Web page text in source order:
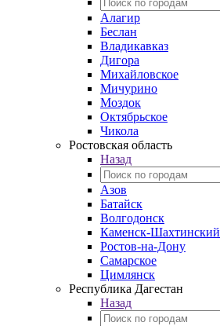
Алагир
Беслан
Владикавказ
Дигора
Михайловское
Мичурино
Моздок
Октябрьское
Чикола
Ростовская область
Назад
Азов
Батайск
Волгодонск
Каменск-Шахтинский
Ростов-на-Дону
Самарское
Цимлянск
Республика Дагестан
Назад